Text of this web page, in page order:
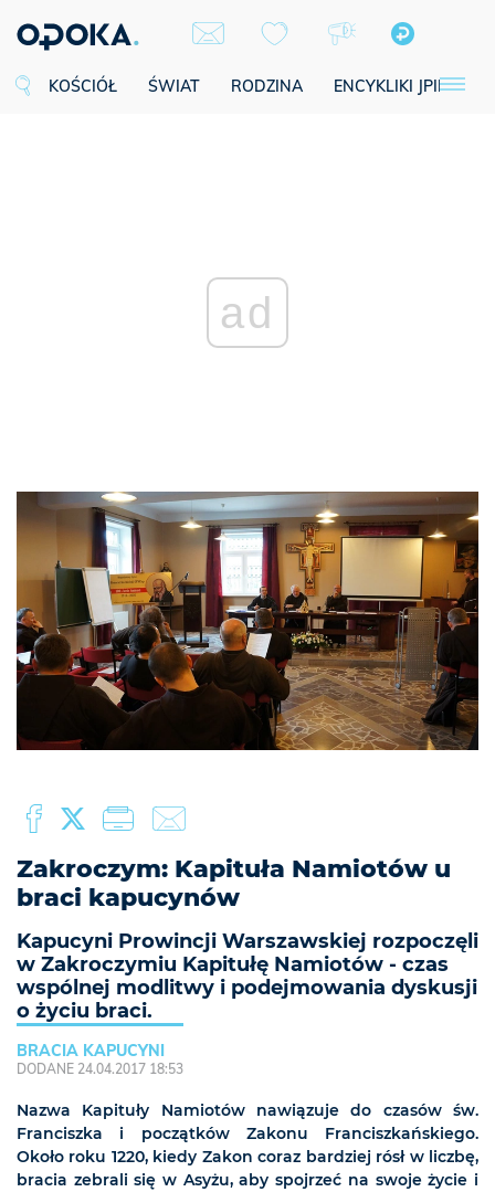
KOŚCIÓŁ ŚWIAT RODZINA ENCYKLIKI JPII
ad
Zakroczym: Kapituła Namiotów u
braci kapucynów
Kapucyni Prowincji Warszawskiej rozpoczęli
w Zakroczymiu Kapitułę Namiotów - czas
wspólnej modlitwy i podejmowania dyskusji
o życiu braci.
BRACIA KAPUCYNI
DODANE 24.04.2017 18:53
Nazwa Kapituły Namiotów nawiązuje do czasów św.
Franciszka i początków Zakonu Franciszkańskiego.
Około roku 1220, kiedy Zakon coraz bardziej rósł w liczbę,
bracia zebrali się w Asyżu, aby spojrzeć na swoje życie i